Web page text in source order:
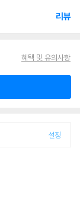
리뷰
혜택 및 유의사항
설정